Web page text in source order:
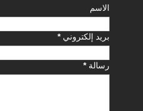
الاسم
بريد إلكتروني*
رسالة*